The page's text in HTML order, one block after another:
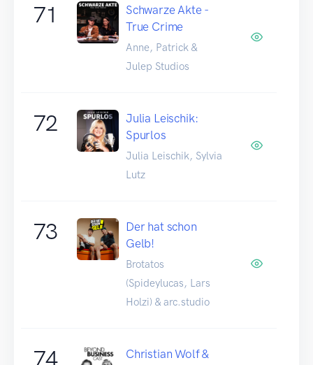
71
Schwarze Akte -
True Crime
Anne, Patrick &
Julep Studios
72
Julia Leischik:
Spurlos
Julia Leischik, Sylvia
Lutz
73
Der hat schon
Gelb!
Brotatos
(Spideylucas, Lars
Holzi) & arc.studio
74
Christian Wolf &